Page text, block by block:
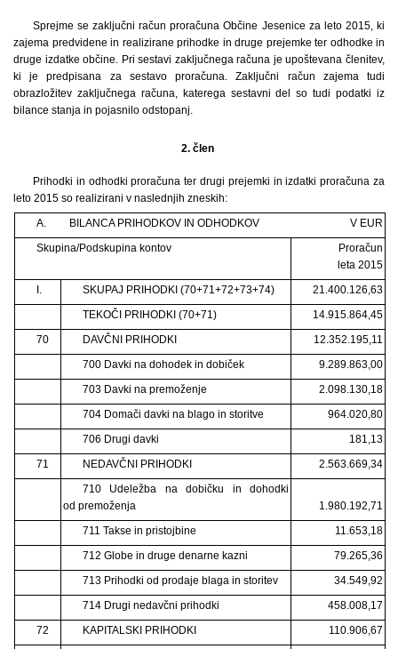
Sprejme se zaključni račun proračuna Občine Jesenice za leto 2015, ki
zajema predvidene in realizirane prihodke in druge prejemke ter odhodke in
druge izdatke občine. Pri sestavi zaključnega računa je upoštevana členitev,
ki je predpisana za sestavo proračuna. Zaključni račun zajema tudi
obrazložitev zaključnega računa, katerega sestavni del so tudi podatki iz
bilance stanja in pojasnilo odstopanj.
2. člen
Prihodki in odhodki proračuna ter drugi prejemki in izdatki proračuna za
leto 2015 so realizirani v naslednjih zneskih:
A.
BILANCA PRIHODKOV IN ODHODKOV
V EUR
Skupina/Podskupina kontov
Proračun
leta 2015
I.
SKUPAJ PRIHODKI (70+71+72+73+74)
21.400.126,63
TEKOČI PRIHODKI (70+71)
14.915.864,45
70
DAVČNI PRIHODKI
12.352.195,11
700 Davki na dohodek in dobiček
9.289.863,00
703 Davki na premoženje
2.098.130,18
704 Domači davki na blago in storitve
964.020,80
706 Drugi davki
181,13
71
NEDAVČNI PRIHODKI
2.563.669,34
710 Udeležba na dobičku in dohodki
od premoženja
1.980.192,71
711 Takse in pristojbine
11.653,18
712 Globe in druge denarne kazni
79.265,36
713 Prihodki od prodaje blaga in storitev
34.549,92
714 Drugi nedavčni prihodki
458.008,17
72
KAPITALSKI PRIHODKI
110.906,67